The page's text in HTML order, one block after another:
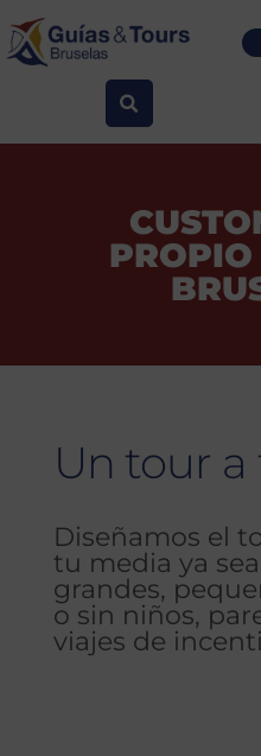
al
contenido
PROPIO
Un tour
Diseñamos el
tu media ya
grandes,
o sin niños,
viajes de